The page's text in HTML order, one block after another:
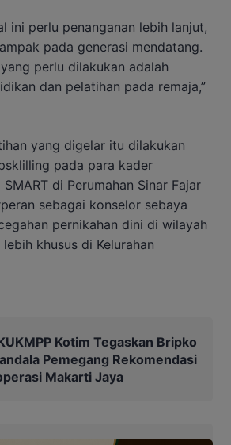
ini perlu penanganan lebih lanjut,
pada generasi mendatang.
perlu dilakukan adalah
dan pelatihan pada remaja,”
yang digelar itu dilakukan
pada para kader
di Perumahan Sinar Fajar
sebagai konselor sebaya
pernikahan dini di wilayah
khusus di Kelurahan
Kotim Tegaskan Bripko
Pemegang Rekomendasi
Makarti Jaya